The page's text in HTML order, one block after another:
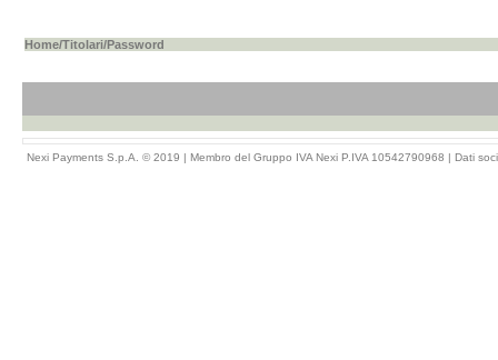
Home/Titolari/Password
Nexi Payments S.p.A. © 2019 | Membro del Gruppo IVA Nexi P.IVA 10542790968 | Dati